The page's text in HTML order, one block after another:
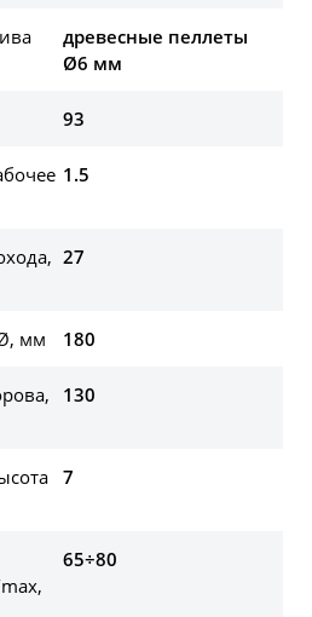
древесные пеллеты
Ø6 мм
93
1.5
27
мм 180
130
7
65÷80